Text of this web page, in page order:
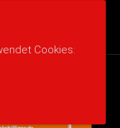
Cookies: